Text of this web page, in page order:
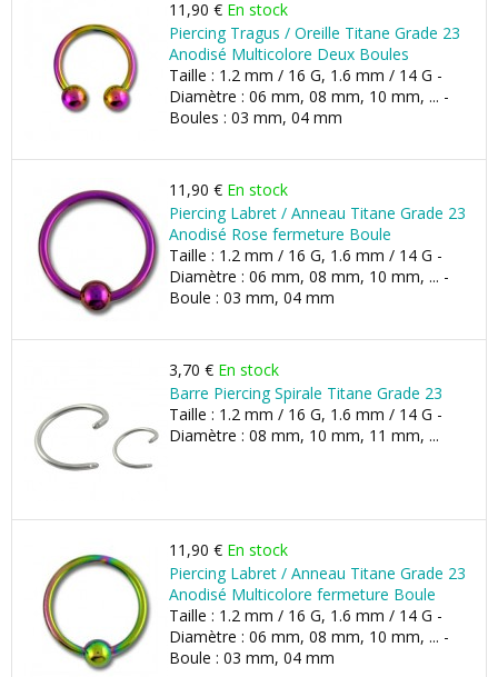
11,90 € En stock
Piercing Tragus / Oreille Titane Grade 23
Anodisé Multicolore Deux Boules
Taille : 1.2 mm / 16 G, 1.6 mm / 14 G -
Diamètre : 06 mm, 08 mm, 10 mm, ... -
Boules : 03 mm, 04 mm
11,90 € En stock
Piercing Labret / Anneau Titane Grade 23
Anodisé Rose fermeture Boule
Taille : 1.2 mm / 16 G, 1.6 mm / 14 G -
Diamètre : 06 mm, 08 mm, 10 mm, ... -
Boule : 03 mm, 04 mm
3,70 € En stock
Barre Piercing Spirale Titane Grade 23
Taille : 1.2 mm / 16 G, 1.6 mm / 14 G -
Diamètre : 08 mm, 10 mm, 11 mm, ...
11,90 € En stock
Piercing Labret / Anneau Titane Grade 23
Anodisé Multicolore fermeture Boule
Taille : 1.2 mm / 16 G, 1.6 mm / 14 G -
Diamètre : 06 mm, 08 mm, 10 mm, ... -
Boule : 03 mm, 04 mm